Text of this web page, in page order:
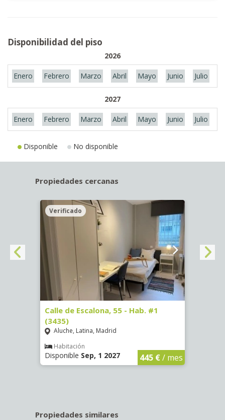
Disponibilidad del piso
2026
Enero Febrero Marzo Abril Mayo Junio Julio
2027
Enero Febrero Marzo Abril Mayo Junio Julio
Disponible No disponible
Propiedades cercanas
Verificado
Calle de Escalona, 55 - Hab. #1
(3435)
Aluche, Latina, Madrid
Habitación
Disponible Sep, 1 2027 445 €/ mes
Propiedades similares